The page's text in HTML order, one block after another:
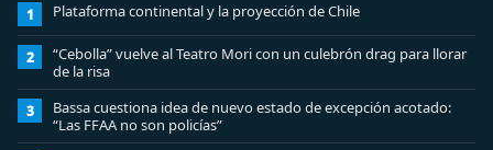
1 Plataforma continental y la proyección de Chile
2
“Cebolla” vuelve al Teatro Mori con un culebrón drag para llorar
de la risa
3
Bassa cuestiona idea de nuevo estado de excepción acotado:
“Las FFAA no son policías”